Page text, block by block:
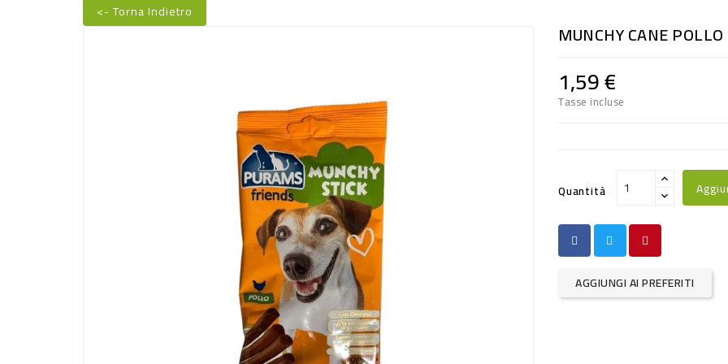
<- Torna Indietro
MUNCHY CANE
1,59 €
Tasse incluse
Quantità
AGGIUNGI AI PREFERITI